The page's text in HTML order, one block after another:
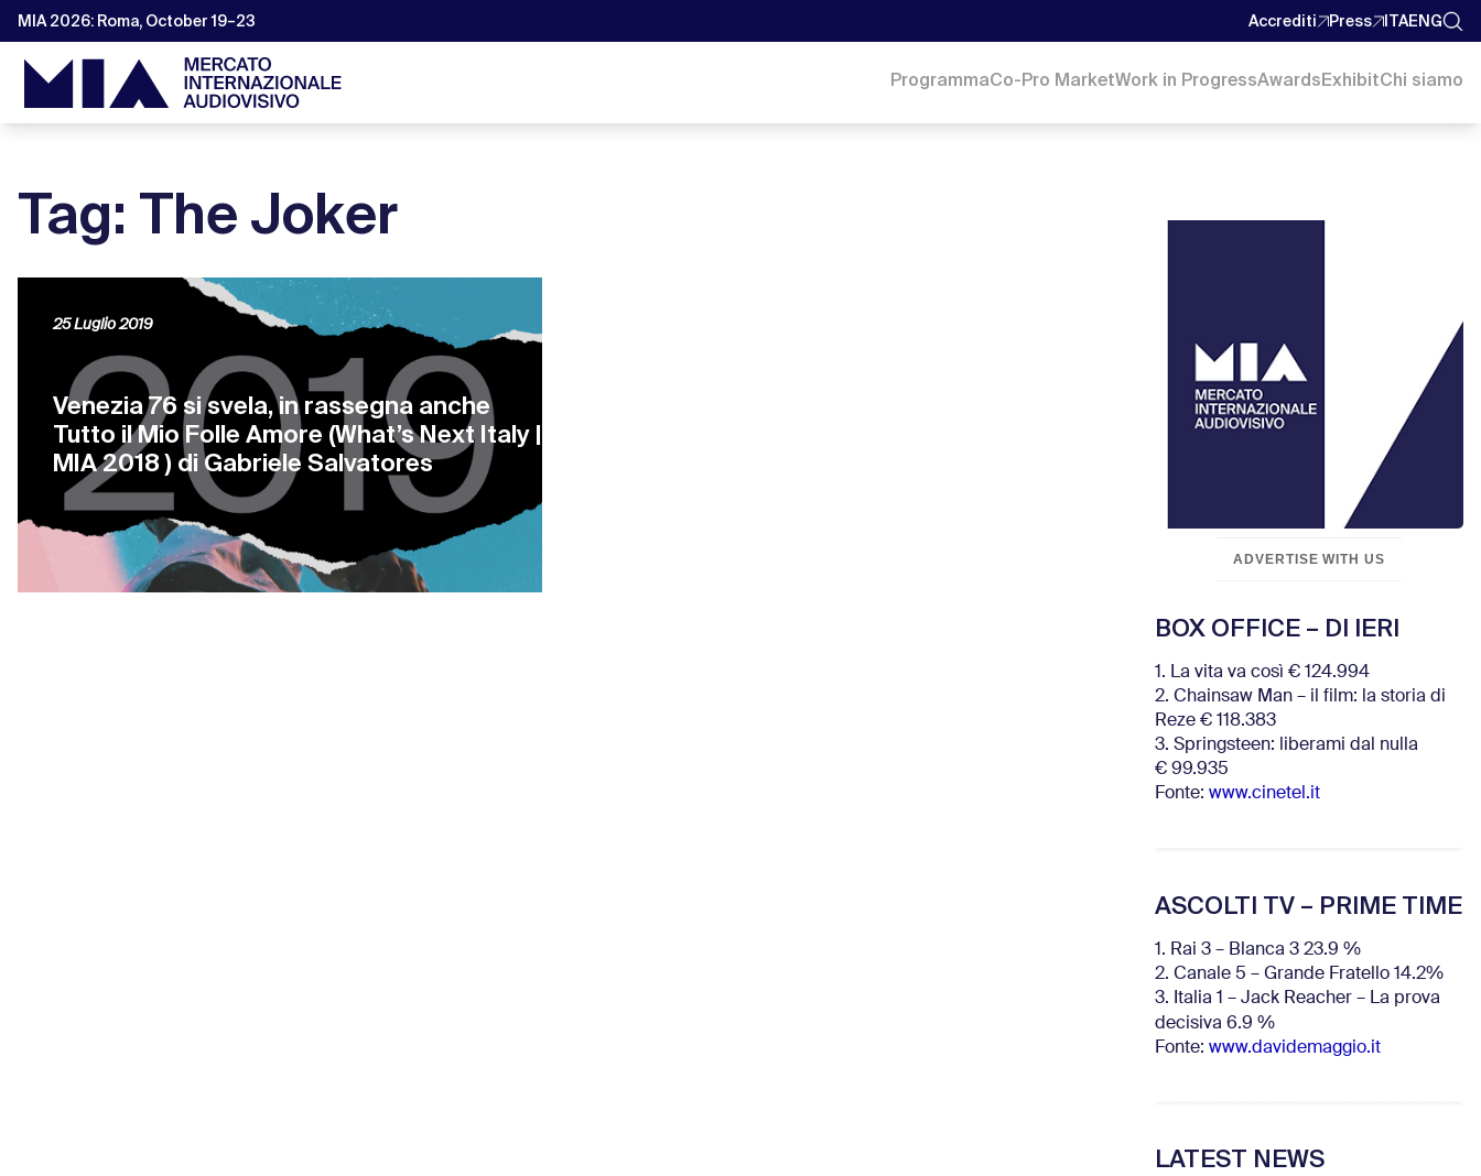
MIA 2026: Roma, October 19–23 Accrediti Press ITAENG
ProgrammaCo-Pro MarketWork in ProgressAwardsExhibitChi siamo
Tag: The Joker
Venezia 76 si svela, in rassegna anche
Tutto il Mio Folle Amore (What’s Next Italy |
MIA 2018 ) di Gabriele Salvatores
25 Luglio 2019
ADVERTISE WITH US
BOX OFFICE – DI IERI
1. La vita va così € 124.994
2. Chainsaw Man – il film: la storia di
Reze € 118.383
3. Springsteen: liberami dal nulla
€ 99.935
Fonte: www.cinetel.it
ASCOLTI TV – PRIME TIME
1. Rai 3 – Blanca 3 23.9 %
2. Canale 5 – Grande Fratello 14.2%
3. Italia 1 – Jack Reacher – La prova
decisiva 6.9 %
Fonte: www.davidemaggio.it
LATEST NEWS